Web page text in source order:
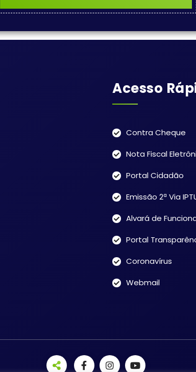
Acesso
Contra Cheque
Nota Fiscal
Portal Cidadão
Emissão 2ª Via
Alvará de
Portal
Coronavírus
Webmail